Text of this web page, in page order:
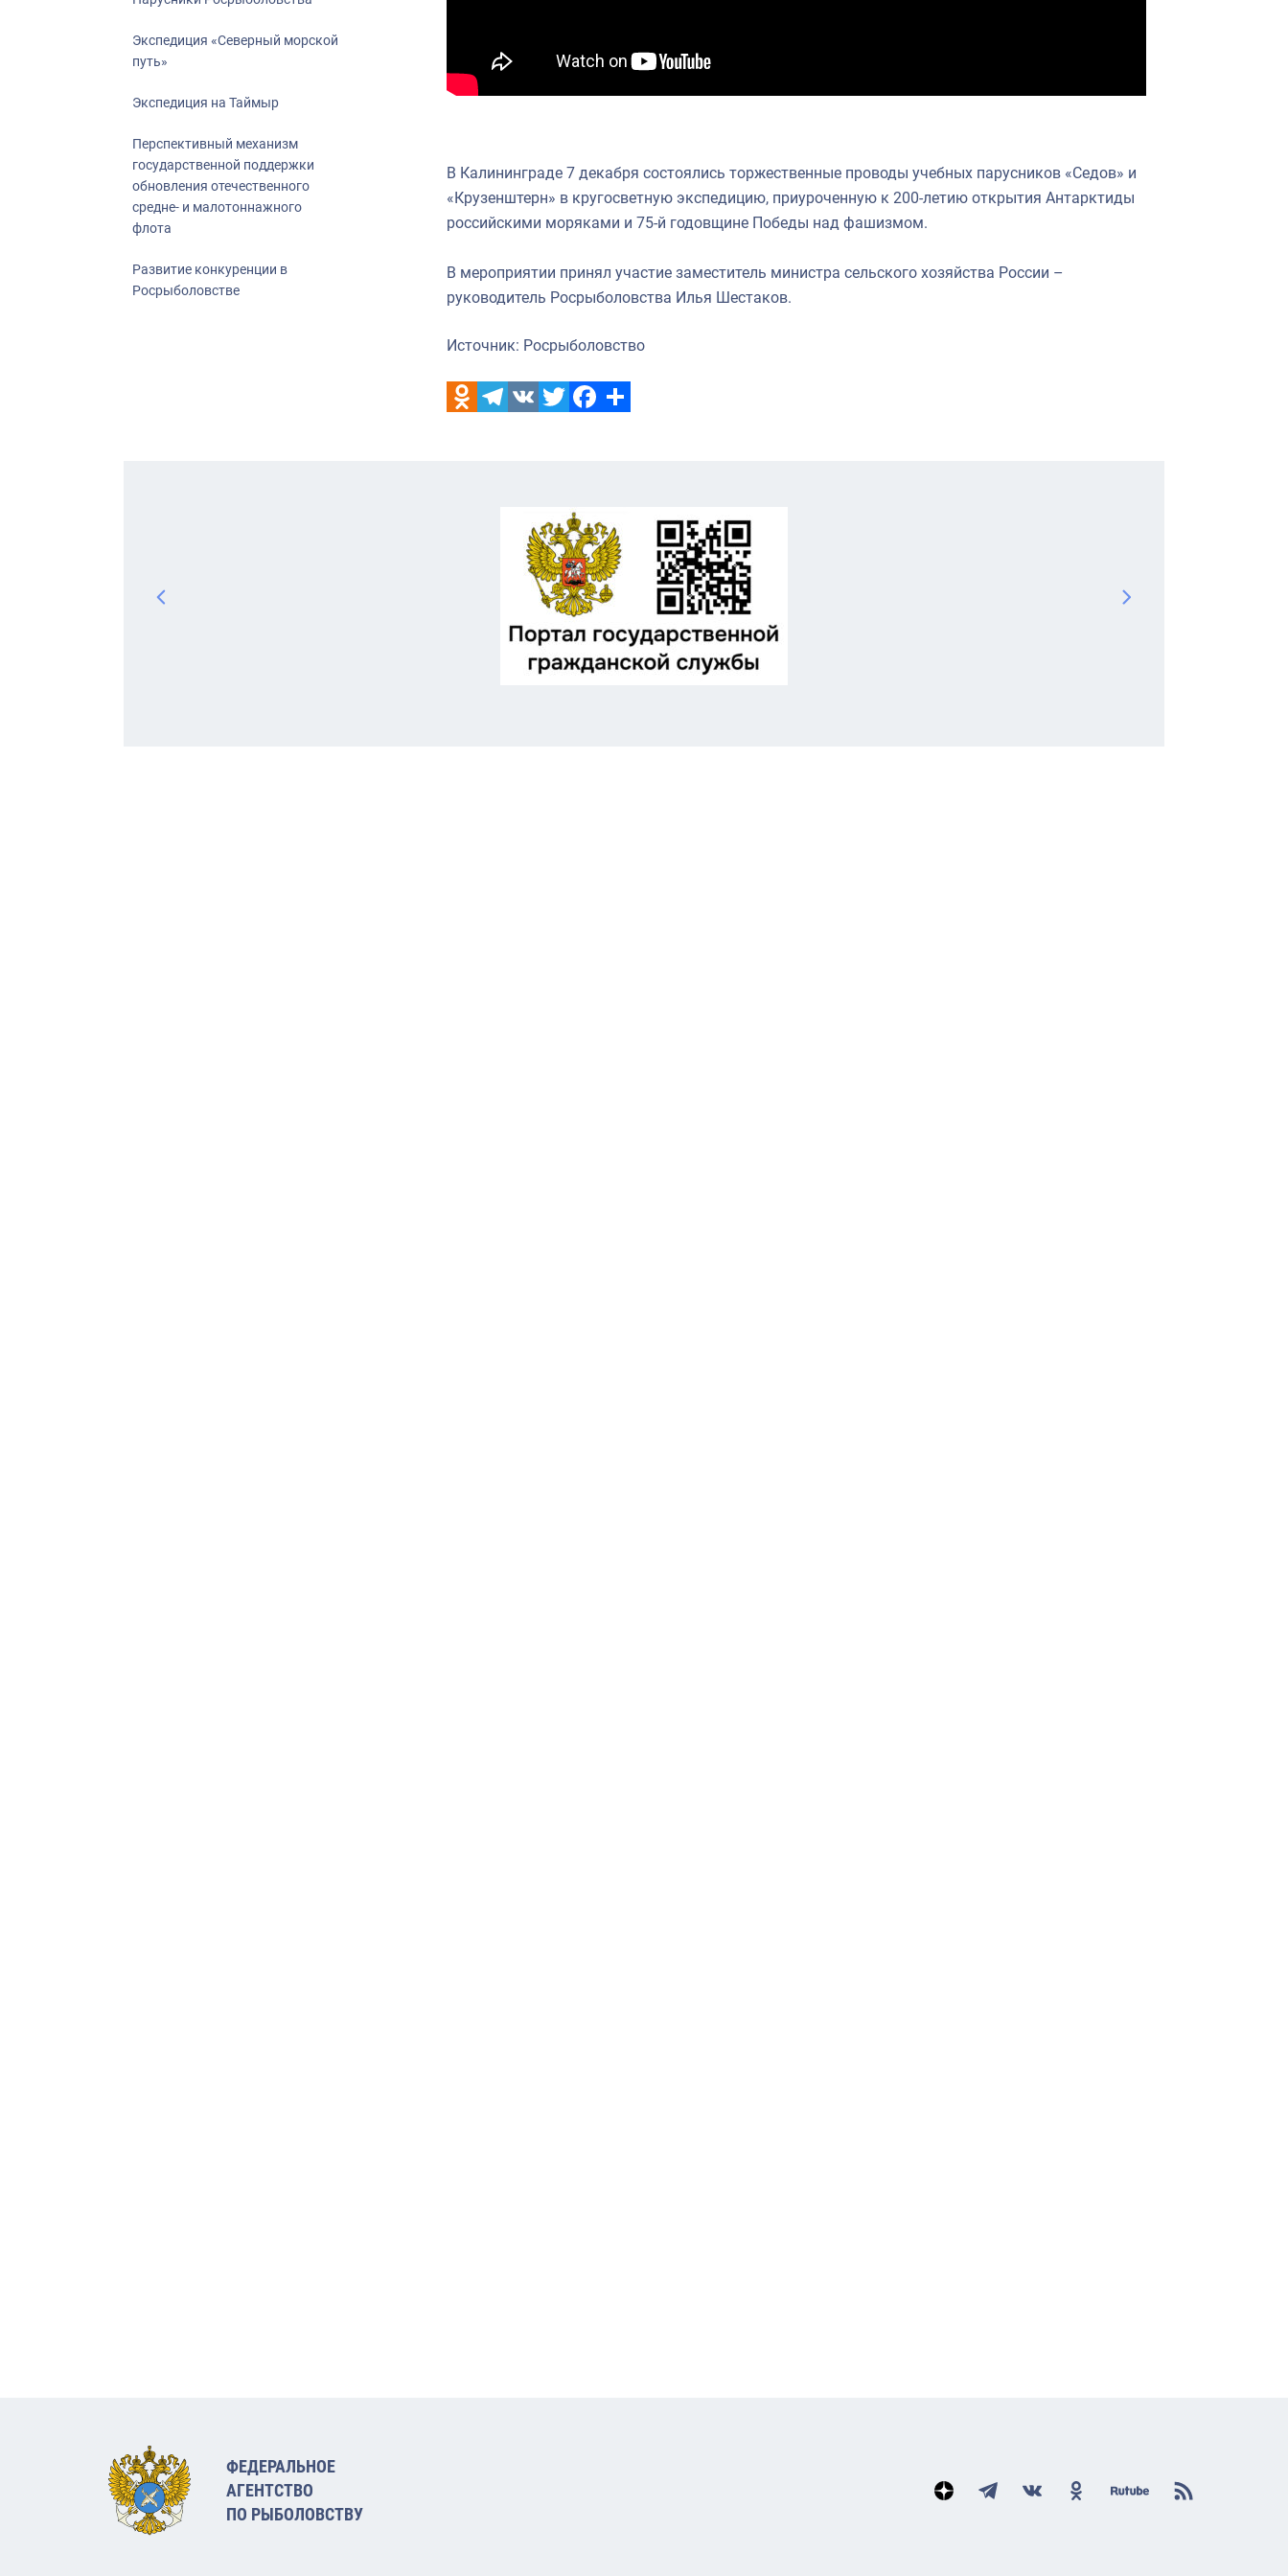
Экспедиция «Северный морской
путь»
Экспедиция на Таймыр
Перспективный механизм
государственной поддержки
обновления отечественного
средне- и малотоннажного
флота
Развитие конкуренции в
Росрыболовстве
В Калининграде 7 декабря состоялись торжественные проводы учебных парусников «Седов» и
«Крузенштерн» в кругосветную экспедицию, приуроченную к 200-летию открытия Антарктиды
российскими моряками и 75-й годовщине Победы над фашизмом.
В мероприятии принял участие заместитель министра сельского хозяйства России –
руководитель Росрыболовства Илья Шестаков.
Источник: Росрыболовство
ФЕДЕРАЛЬНОЕ
АГЕНТСТВО
ПО РЫБОЛОВСТВУ